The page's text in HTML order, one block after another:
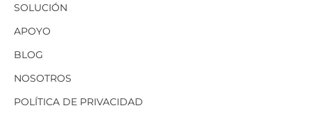
SOLUCIÓN
APOYO
BLOG
NOSOTROS
POLÍTICA DE PRIVACIDAD